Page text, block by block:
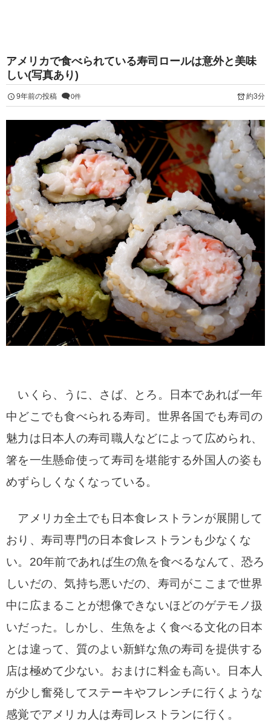
アメリカで食べられている寿司ロールは意外と美味
しい(写真あり)
9年前の投稿 0件 約3分
いくら、うに、さば、とろ。日本であれば一年
中どこでも食べられる寿司。世界各国でも寿司の
魅力は日本人の寿司職人などによって広められ、
箸を一生懸命使って寿司を堪能する外国人の姿も
めずらしくなくなっている。
アメリカ全土でも日本食レストランが展開して
おり、寿司専門の日本食レストランも少なくな
い。20年前であれば生の魚を食べるなんて、恐ろ
しいだの、気持ち悪いだの、寿司がここまで世界
中に広まることが想像できないほどのゲテモノ扱
いだった。しかし、生魚をよく食べる文化の日本
とは違って、質のよい新鮮な魚の寿司を提供する
店は極めて少ない。おまけに料金も高い。日本人
が少し奮発してステーキやフレンチに行くような
感覚でアメリカ人は寿司レストランに行く。